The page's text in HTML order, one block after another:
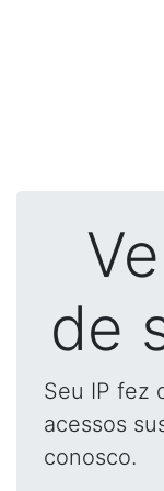
de
Seu IP fez
acessos
conosco.